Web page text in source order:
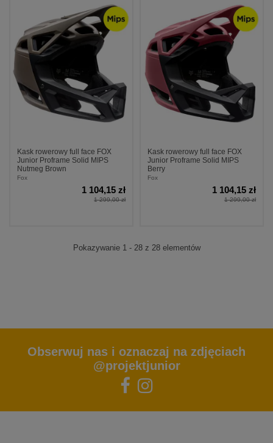
Kask rowerowy full face FOX
Junior Proframe Solid MIPS
Nutmeg Brown
Fox
1 104,15 zł
1 299,00 zł
Kask rowerowy full face FOX
Junior Proframe Solid MIPS
Berry
Fox
1 104,15 zł
1 299,00 zł
Pokazywanie 1 - 28 z 28 elementów
Obserwuj nas i oznaczaj na zdjęciach
@projektjunior